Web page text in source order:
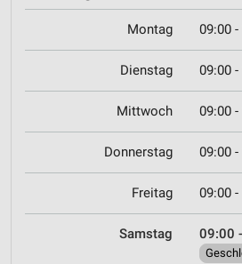
Montag 09:00 -
Dienstag 09:00 -
Mittwoch 09:00 -
Donnerstag 09:00 -
Freitag 09:00 -
Samstag 09:00